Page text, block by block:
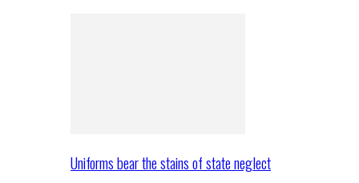
Uniforms bear the stains of state neglect